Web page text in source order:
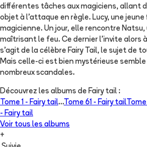
différentes tâches aux magiciens, allant
objet à l'attaque en règle. Lucy, une jeune
magicienne. Un jour, elle rencontre Natsu,
maîtrisant le feu. Ce dernier l'invite alors
s'agit de la célèbre Fairy Tail, le sujet de
Mais celle-ci est bien mystérieuse
nombreux scandales.
Découvrez les albums de Fairy tail :
Tome 1 - Fairy tail...Tome 61 - Fairy tail
- Fairy tail
Voir tous les albums
+